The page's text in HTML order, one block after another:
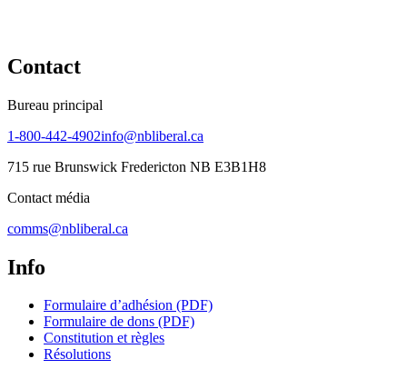
Contact
Bureau principal
1-800-442-4902info@nbliberal.ca
715 rue Brunswick Fredericton NB E3B1H8
Contact média
comms@nbliberal.ca
Info
Formulaire d’adhésion (PDF)
Formulaire de dons (PDF)
Constitution et règles
Résolutions